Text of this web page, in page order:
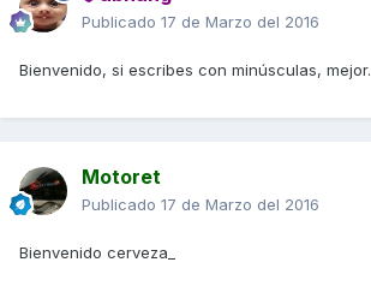
Publicado 17 de Marzo del 2016
Bienvenido, si escribes con minúsculas, mejor.
Motoret
Publicado 17 de Marzo del 2016
Bienvenido cerveza_